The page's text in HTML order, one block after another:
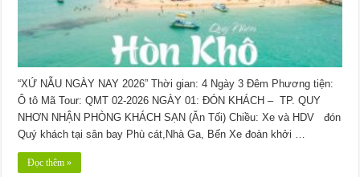
“XỨ NẪU NGÀY NAY 2026” Thời gian: 4 Ngày 3 Đêm Phương tiện:
Ô tô Mã Tour: QMT 02-2026 NGÀY 01: ĐÓN KHÁCH – TP. QUY
NHƠN NHẬN PHÒNG KHÁCH SẠN (Ăn Tối) Chiều: Xe và HDV đón
Quý khách tại sân bay Phù cát,Nhà Ga, Bến Xe đoàn khởi …
Đọc thêm »